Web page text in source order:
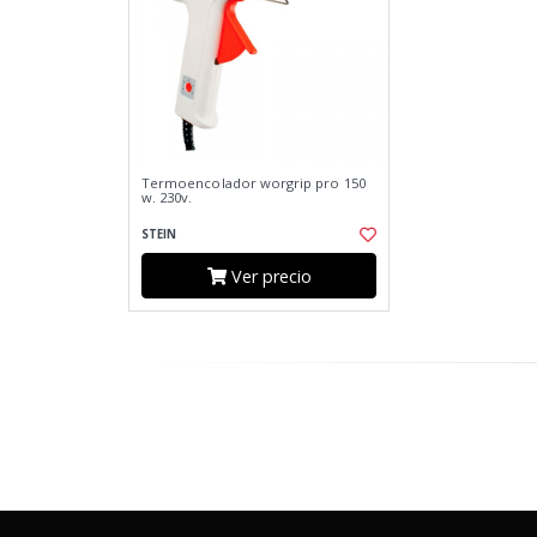
Termoencolador worgrip pro 150
w. 230v.
STEIN
Ver precio